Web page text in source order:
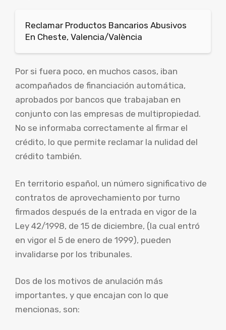
Reclamar Productos Bancarios Abusivos
En Cheste, Valencia/València
Por si fuera poco, en muchos casos, iban
acompañados de financiación automática,
aprobados por bancos que trabajaban en
conjunto con las empresas de multipropiedad.
No se informaba correctamente al firmar el
crédito, lo que permite reclamar la nulidad del
crédito también.
En territorio español, un número significativo de
contratos de aprovechamiento por turno
firmados después de la entrada en vigor de la
Ley 42/1998, de 15 de diciembre, (la cual entró
en vigor el 5 de enero de 1999), pueden
invalidarse por los tribunales.
Dos de los motivos de anulación más
importantes, y que encajan con lo que
mencionas, son: